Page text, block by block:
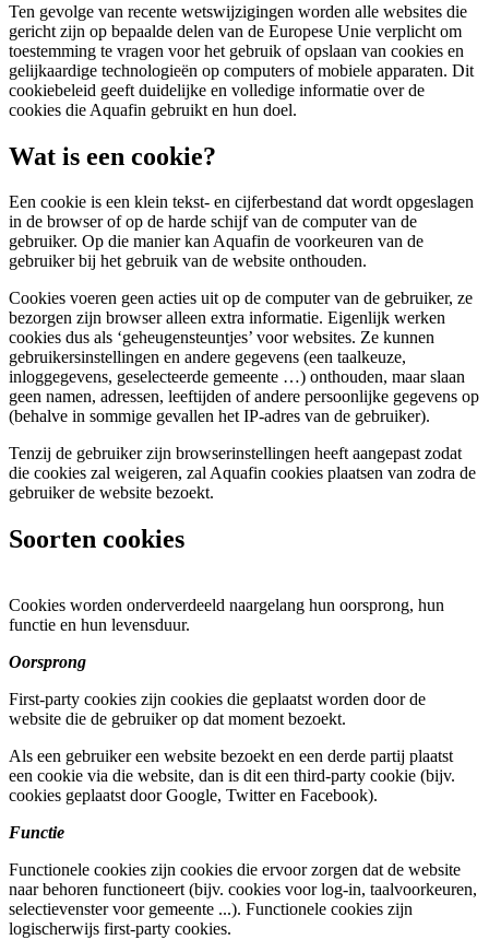
Ten gevolge van recente wetswijzigingen worden alle websites die
gericht zijn op bepaalde delen van de Europese Unie verplicht om
toestemming te vragen voor het gebruik of opslaan van cookies en
gelijkaardige technologieën op computers of mobiele apparaten. Dit
cookiebeleid geeft duidelijke en volledige informatie over de
cookies die Aquafin gebruikt en hun doel.
Wat is een cookie?
Een cookie is een klein tekst- en cijferbestand dat wordt opgeslagen
in de browser of op de harde schijf van de computer van de
gebruiker. Op die manier kan Aquafin de voorkeuren van de
gebruiker bij het gebruik van de website onthouden.
Cookies voeren geen acties uit op de computer van de gebruiker, ze
bezorgen zijn browser alleen extra informatie. Eigenlijk werken
cookies dus als ‘geheugensteuntjes’ voor websites. Ze kunnen
gebruikersinstellingen en andere gegevens (een taalkeuze,
inloggegevens, geselecteerde gemeente …) onthouden, maar slaan
geen namen, adressen, leeftijden of andere persoonlijke gegevens op
(behalve in sommige gevallen het IP-adres van de gebruiker).
Tenzij de gebruiker zijn browserinstellingen heeft aangepast zodat
die cookies zal weigeren, zal Aquafin cookies plaatsen van zodra de
gebruiker de website bezoekt.
Soorten cookies
Cookies worden onderverdeeld naargelang hun oorsprong, hun
functie en hun levensduur.
Oorsprong
First-party cookies zijn cookies die geplaatst worden door de
website die de gebruiker op dat moment bezoekt.
Als een gebruiker een website bezoekt en een derde partij plaatst
een cookie via die website, dan is dit een third-party cookie (bijv.
cookies geplaatst door Google, Twitter en Facebook).
Functie
Functionele cookies zijn cookies die ervoor zorgen dat de website
naar behoren functioneert (bijv. cookies voor log-in, taalvoorkeuren,
selectievenster voor gemeente ...). Functionele cookies zijn
logischerwijs first-party cookies.